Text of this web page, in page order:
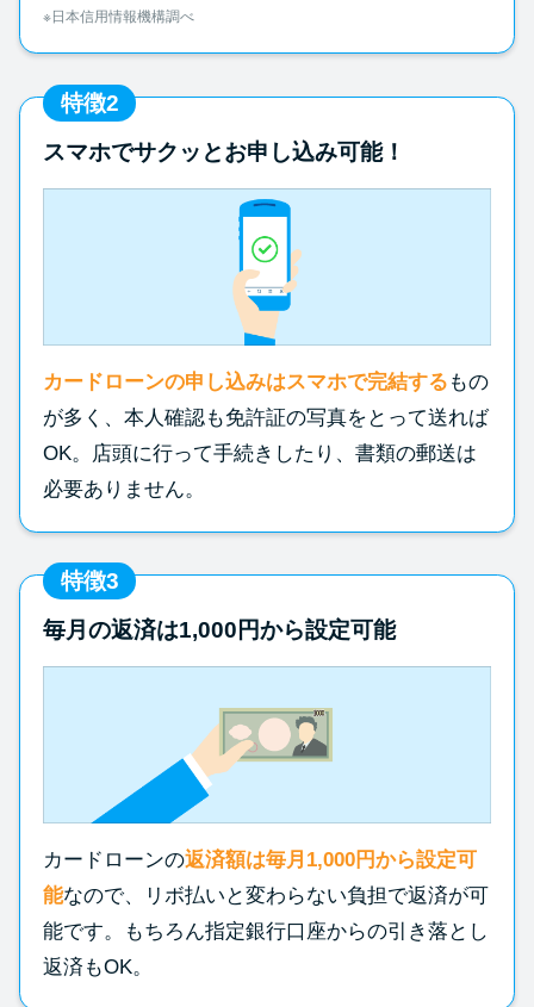
※日本信用情報機構調べ
特徴2
スマホでサクッとお申し込み可能！
カードローンの申し込みはスマホで完結する もの
が多く、本人確認も免許証の写真をとって送れば
OK。店頭に行って手続きしたり、書類の郵送は
必要ありません。
特徴3
毎月の返済は1,000円から設定可能
カードローンの返済額は毎月1,000円から設定可
能なので、リボ払いと変わらない負担で返済が可
能です。もちろん指定銀行口座からの引き落とし
返済もOK。